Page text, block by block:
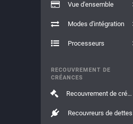
Vue d'ensemble
Modes d'intégration
Processeurs
RECOUVREMENT DE
CRÉANCES
Recouvrement de créances
Recouvreurs de dettes